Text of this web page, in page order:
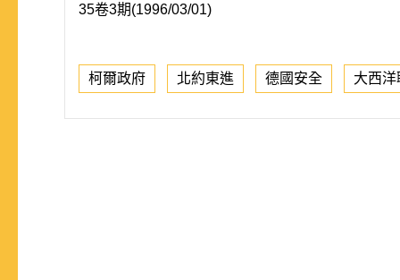
35卷3期(1996/03/01)
柯爾政府 北約東進 德國安全 大西洋